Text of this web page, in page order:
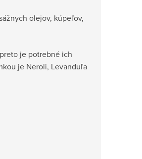
olejov, kúpeľov,
je potrebné ich
je Neroli, Levanduľa